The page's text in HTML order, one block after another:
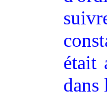
était
dans